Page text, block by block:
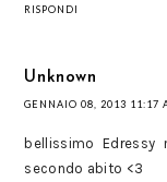
RISPONDI
Unknown
GENNAIO 08, 2013 11:17
bellissimo
secondo abito <3